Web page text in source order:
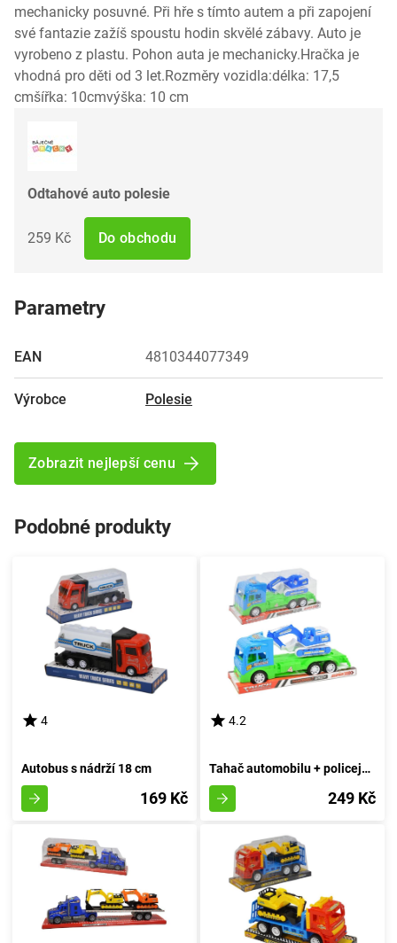
mechanicky posuvné. Při hře s tímto autem a při zapojení
své fantazie zažíš spoustu hodin skvělé zábavy. Auto je
vyrobeno z plastu. Pohon auta je mechanicky.Hračka je
vhodná pro děti od 3 let.Rozměry vozidla:délka: 17,5
cmšířka: 10cmvýška: 10 cm
Odtahové auto polesie
259 Kč Do obchodu
Parametry
EAN 4810344077349
Výrobce Polesie
Zobrazit nejlepší cenu
Podobné produkty
4
Autobus s nádrží 18 cm
169 Kč
4.2
Tahač automobilu + policejní rypadlo
249 Kč